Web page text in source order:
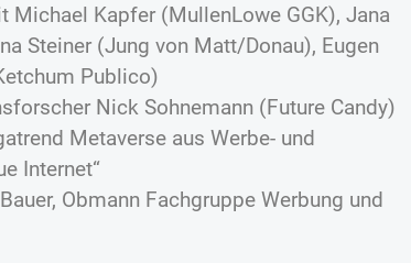
Kapfer (MullenLowe GGK), Jana
Steiner (Jung von Matt/Donau), Eugen
Publico)
Nick Sohnemann (Future Candy)
Metaverse aus Werbe- und
Internet“
Obmann Fachgruppe Werbung und